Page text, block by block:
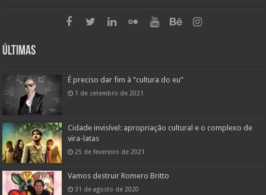
Últimas
É preciso dar fim à “cultura do eu”
1 de setembro de 2021
Cidade invisível: apropriação cultural e o complexo de
vira-latas
25 de fevereiro de 2021
Vamos destruir Romero Britto
31 de agosto de 2020